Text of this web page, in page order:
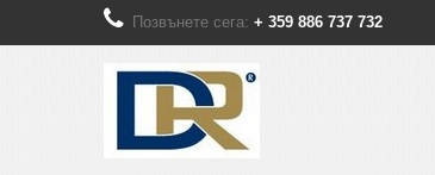
Позвънете сега: + 359 886 737 732